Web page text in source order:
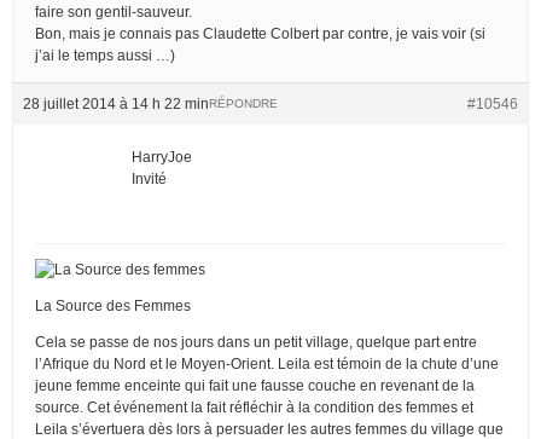
faire son gentil-sauveur.
Bon, mais je connais pas Claudette Colbert par contre, je vais voir (si
j’ai le temps aussi …)
28 juillet 2014 à 14 h 22 min #10546
RÉPONDRE
HarryJoe
Invité
La Source des Femmes
Cela se passe de nos jours dans un petit village, quelque part entre
l’Afrique du Nord et le Moyen-Orient. Leila est témoin de la chute d’une
jeune femme enceinte qui fait une fausse couche en revenant de la
source. Cet événement la fait réfléchir à la condition des femmes et
Leila s’évertuera dès lors à persuader les autres femmes du village que